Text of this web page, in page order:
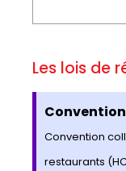
Les lois de
Convention
restaurants